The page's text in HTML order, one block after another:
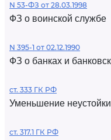
N 53-ФЗ от 28.03.1998
ФЗ о воинской службе
N 395-1 от 02.12.1990
ФЗ о банках и
ст. 333 ГК РФ
Уменьшение неустойки
ст. 317.1 ГК РФ